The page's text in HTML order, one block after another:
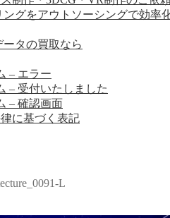
グをアウトソーシングで効率
タの買取なら
– エラー
– 受付いたしました
– 確認画面
に基づく表記
L